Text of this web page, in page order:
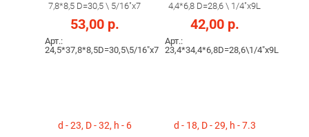
7,8*8,5 D=30,5 \ 5/16"х7
53,00 р.
Арт.:
24,5*37,8*8,5D=30,5\5/16"х7
4,4*6,8 D=28,6 \ 1/4"х9L
42,00 р.
Арт.:
23,4*34,4*6,8D=28,6\1/4"х9L
d - 23, D - 32, h - 6 d - 18, D - 29, h - 7.3